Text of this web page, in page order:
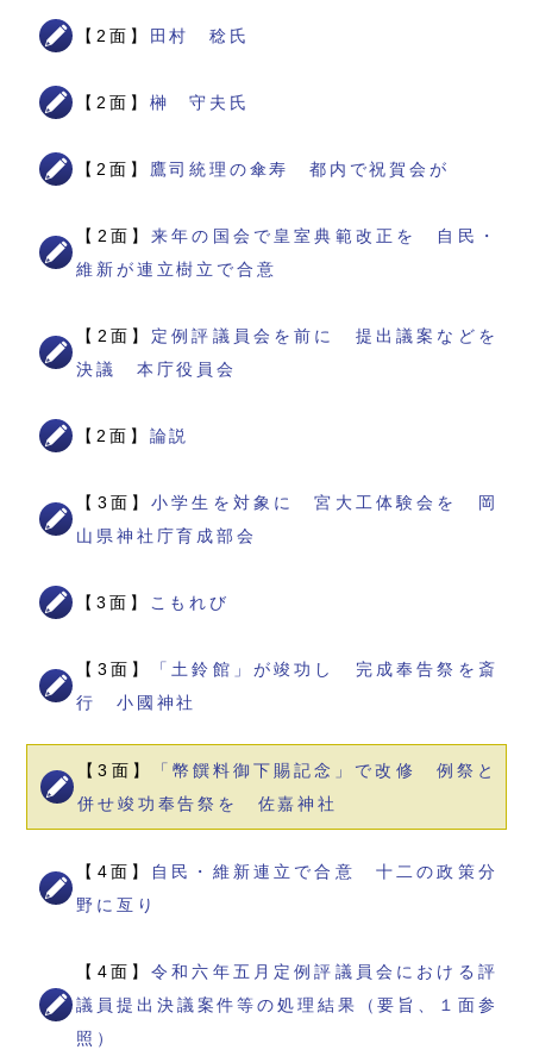
【2面】 田村 稔氏
【2面】 榊 守夫氏
【2面】 鷹司統理の傘寿 都内で祝賀会が
【2面】来年の国会で皇室典範改正を 自民・
維新が連立樹立で合意
【2面】 定例評議員会を前に 提出議案などを
決議 本庁役員会
【2面】 論説
【3面】小学生を対象に 宮大工体験会を 岡
山県神社庁育成部会
【3面】 こもれび
【3面】
「土鈴館」が竣功し 完成奉告祭を斎
行 小國神社
【3面】
「幣饌料御下賜記念」で改修 例祭と
併せ竣功奉告祭を 佐嘉神社
【4面】
自民・維新連立で合意 十二の政策分
野に亙り
【4面】令和六年五月定例評議員会における評
議員提出決議案件等の処理結果（要旨、１面参
照）